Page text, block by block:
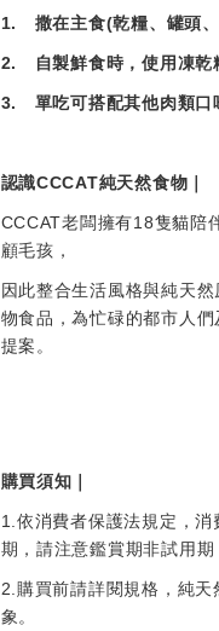
1. 撒在主食(乾糧、罐頭
2. 自製鮮食時，使用凍乾
3. 單吃可搭配其他肉類口
認識CCCAT純天然食物｜
CCCAT老闆擁有18隻貓陪
顧毛孩，
因此整合生活風格與純天
物食品，為忙碌的都市人
提案。
購買須知｜
1.依消費者保護法規定，
期，請注意鑑賞期非試用期
2.購買前請詳閱規格，純
象。